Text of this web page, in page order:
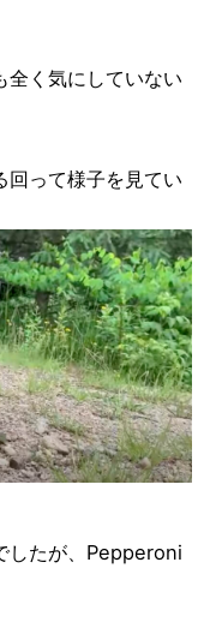
全く気にしていない
って様子を見てい
したが、Pepperoni